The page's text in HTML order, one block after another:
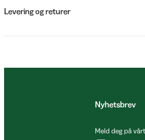
Levering og returer
Nyhetsbrev
Meld deg på